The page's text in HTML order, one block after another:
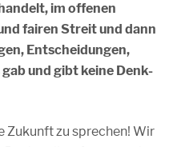
im offenen
fairen Streit und dann
Entscheidungen,
und gibt keine Denk-
Zukunft zu sprechen! Wir